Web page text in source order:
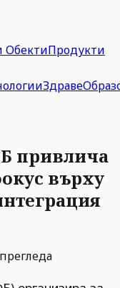
ОбектиПродукти
Здраве
привлича
върху
прегледа